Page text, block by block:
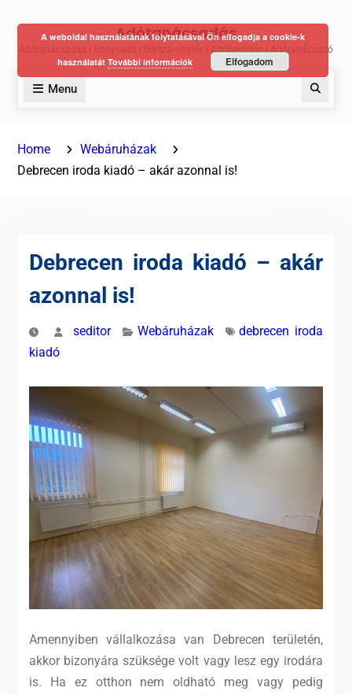
Adótanácsadás
Adótanácsadás | Könyvelés | Bérszámfejtés | Adóbevallás | Adótanácsadó
Menu
Home
Webáruházak
Debrecen iroda kiadó – akár azonnal is!
Debrecen iroda kiadó – akár
azonnal is!
seditor Webáruházak
debrecen iroda
kiadó
Amennyiben vállalkozása van Debrecen területén,
akkor bizonyára szüksége volt vagy lesz egy irodára
is. Ha ez otthon nem oldható meg vagy pedig
A weboldal használatának folytatásával Ön elfogadja a cookie-k
használatát További információk Elfogadom